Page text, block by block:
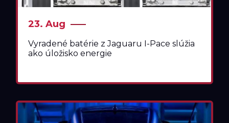
23. Aug
Vyradené batérie z Jaguaru I-Pace slúžia
ako úložisko energie